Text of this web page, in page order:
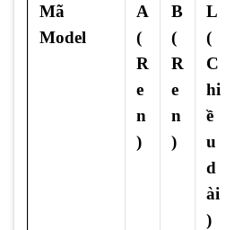
Mã
Model
A
(
R
e
n
)
B
(
R
e
n
)
L
(
C
hi
ề
u
d
ài
)